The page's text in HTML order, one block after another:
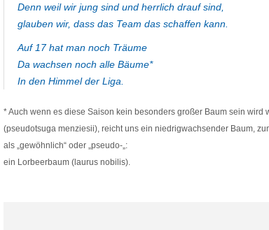
Denn weil wir jung sind und herrlich drauf sind,
glauben wir, dass das Team das schaffen kann.
Auf 17 hat man noch Träume
Da wachsen noch alle Bäume*
In den Himmel der Liga.
* Auch wenn es diese Saison kein besonders großer Baum sein wird
(pseudotsuga menziesii), reicht uns ein niedrigwachsender Baum,
als „gewöhnlich“ oder „pseudo-„:
ein Lorbeerbaum (laurus nobilis).